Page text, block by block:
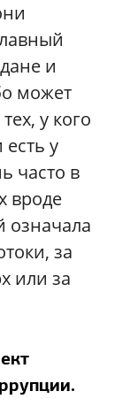
и
может
у кого
у
часто в
вроде
означала
за
или за